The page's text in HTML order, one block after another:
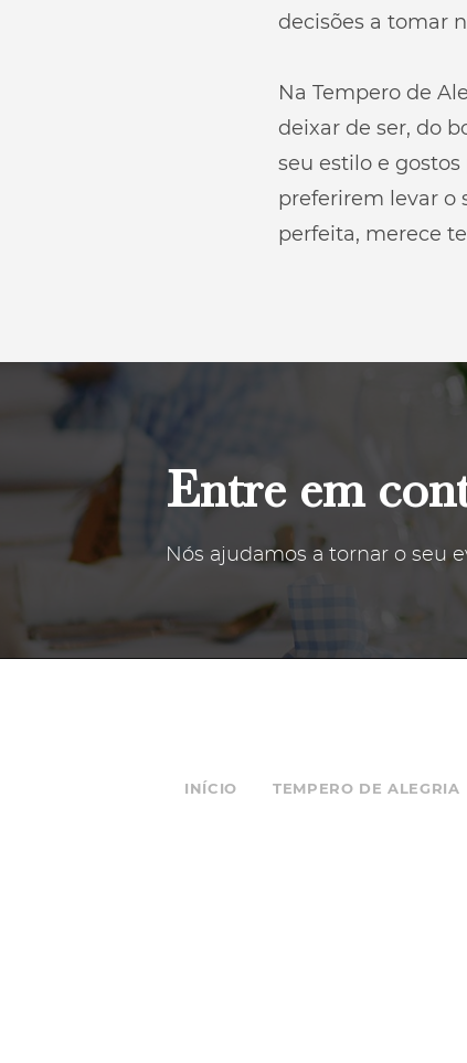
decisões a tomar
Na Tempero de
deixar de ser, do
seu estilo e
preferirem levar o
perfeita, merece
Entre em
Nós ajudamos a tornar o seu
INÍCIO TEMPERO DE ALEGRIA